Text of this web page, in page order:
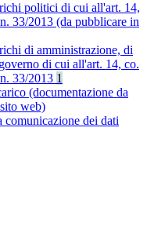
politici di cui all'art. 14,
33/2013 (da pubblicare in
di amministrazione, di
di cui all'art. 14, co.
33/2013 1
(documentazione da
web)
comunicazione dei dati